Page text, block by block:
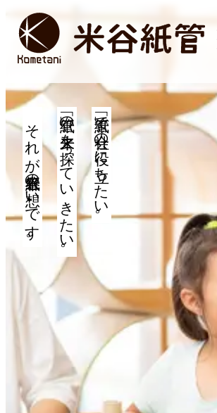
「紙管」で社会の役に立ちたい。
「紙管」の未来を探っていきたい。
それが米谷紙管の想いです。